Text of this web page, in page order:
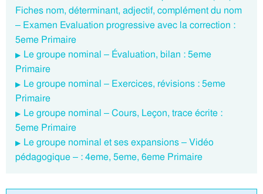
Fiches nom, déterminant, adjectif, complément du nom
– Examen Evaluation progressive avec la correction :
5eme Primaire
Le groupe nominal – Évaluation, bilan : 5eme
Primaire
Le groupe nominal – Exercices, révisions : 5eme
Primaire
Le groupe nominal – Cours, Leçon, trace écrite :
5eme Primaire
Le groupe nominal et ses expansions – Vidéo
pédagogique – : 4eme, 5eme, 6eme Primaire